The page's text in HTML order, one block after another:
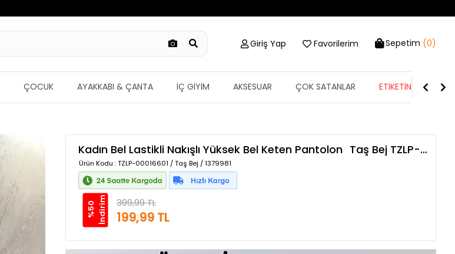
Giriş Yap Favorilerim Sepetim (0)
ÇOCUK AYAKKABI & ÇANTA İÇ GİYİM AKSESUAR ÇOK SATANLAR ETİKETİN YARISI
Kadın Bel Lastikli Nakışlı Yüksek Bel Keten Pantolon Taş Bej TZLP-00016601
Ürün Kodu : TZLP-00016601 / Taş Bej / 1379981
%
5
0
İ
n
d
i
r
i m 399,99 TL
199,99 TL